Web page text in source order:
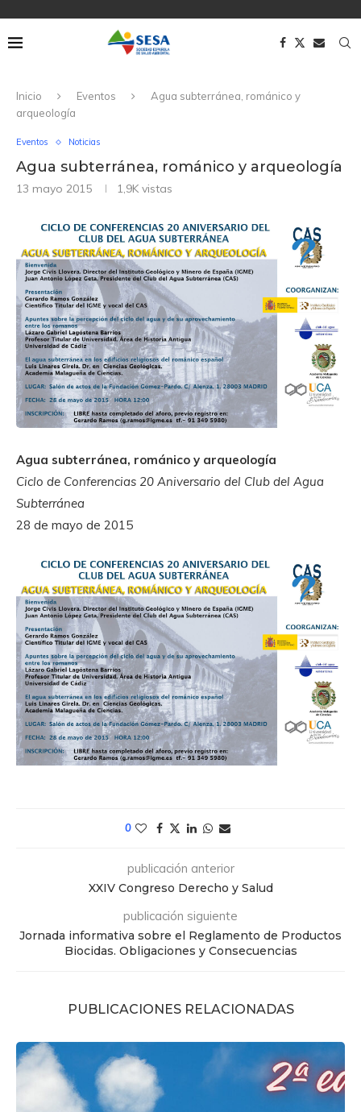
Inicio Eventos
Agua subterránea, románico y
arqueología
Eventos Noticias
Agua subterránea, románico y arqueología
13 mayo 2015 1,9K vistas
Agua subterránea, románico y arqueología
Ciclo de Conferencias 20 Aniversario del Club del Agua
Subterránea
28 de mayo de 2015
0
publicación anterior
XXIV Congreso Derecho y Salud
publicación siguiente
Jornada informativa sobre el Reglamento de Productos
Biocidas. Obligaciones y Consecuencias
PUBLICACIONES RELACIONADAS